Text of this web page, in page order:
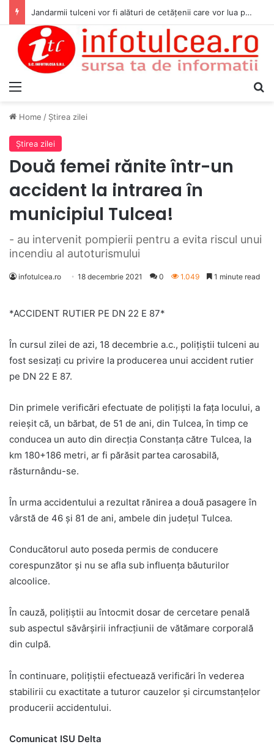
Jandarmii tulceni vor fi alături de cetățenii care vor lua parte la Festivalul Folk Țestos
Home / Ştirea zilei
Ştirea zilei
Două femei rănite într-un
accident la intrarea în
municipiul Tulcea!
- au intervenit pompierii pentru a evita riscul unui
incendiu al autoturismului
infotulcea.ro 18 decembrie 2021 0 1.049 1 minute read
*ACCIDENT RUTIER PE DN 22 E 87*
În cursul zilei de azi, 18 decembrie a.c., polițiștii tulceni au
fost sesizați cu privire la producerea unui accident rutier
pe DN 22 E 87.
Din primele verificări efectuate de polițiști la fața locului, a
reieșit că, un bărbat, de 51 de ani, din Tulcea, în timp ce
conducea un auto din direcția Constanța către Tulcea, la
km 180+186 metri, ar fi părăsit partea carosabilă,
răsturnându-se.
În urma accidentului a rezultat rănirea a două pasagere în
vârstă de 46 și 81 de ani, ambele din județul Tulcea.
Conducătorul auto poseda permis de conducere
corespunzător și nu se afla sub influența băuturilor
alcoolice.
În cauză, polițiștii au întocmit dosar de cercetare penală
sub aspectul săvârșirii infracțiunii de vătămare corporală
din culpă.
În continuare, polițiștii efectuează verificări în vederea
stabilirii cu exactitate a tuturor cauzelor și circumstanțelor
producerii accidentului.
Comunicat ISU Delta